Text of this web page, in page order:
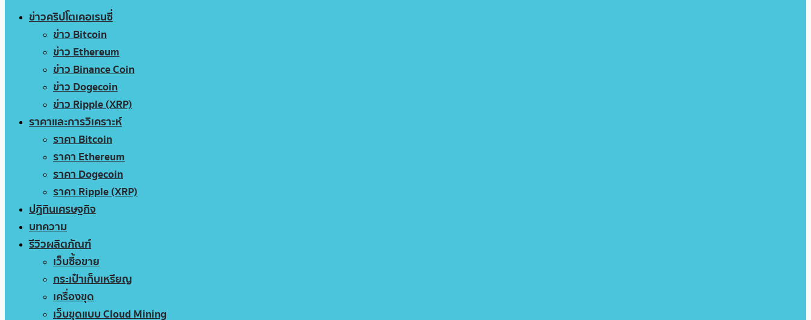
ข่าวคริปโตเคอเรนซี่
ข่าว Bitcoin
ข่าว Ethereum
ข่าว Binance Coin
ข่าว Dogecoin
ข่าว Ripple (XRP)
ราคาและการวิเคราะห์
ราคา Bitcoin
ราคา Ethereum
ราคา Dogecoin
ราคา Ripple (XRP)
ปฏิทินเศรษฐกิจ
บทความ
รีวิวผลิตภัณฑ์
เว็บซื้อขาย
กระเป๋าเก็บเหรียญ
เครื่องขุด
เว็บขุดแบบ Cloud Mining